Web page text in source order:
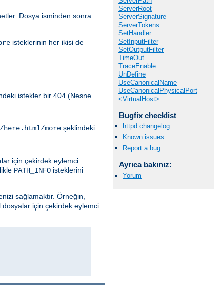
ServerRoot
ServerSignature
ServerTokens
SetHandler
SetInputFilter
SetOutputFilter
TimeOut
TraceEnable
UnDefine
UseCanonicalName
UseCanonicalPhysicalPort
<VirtualHost>
Bugfix checklist
httpd changelog
Known issues
Report a bug
Ayrıca bakınız:
Yorum
Dosya isminden sonra
isteklerinin her ikisi de
istekler bir 404 (Nesne
more şeklindeki
için çekirdek eylemci
PATH_INFO isteklerini
sağlamaktır. Örneğin,
dosyalar için çekirdek eylemci